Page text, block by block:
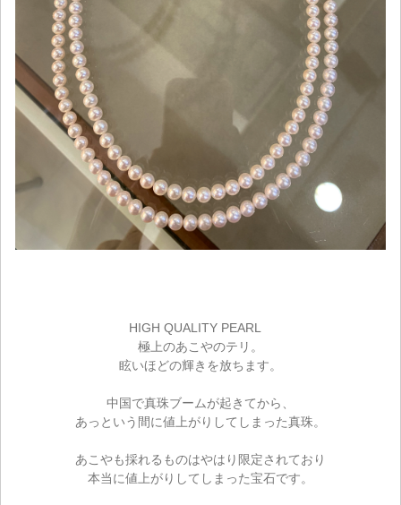
HIGH QUALITY PEARL
極上のあこやのテリ。
眩いほどの輝きを放ちます。
中国で真珠ブームが起きてから、
あっという間に値上がりしてしまった真珠。
あこやも採れるものはやはり限定されており
本当に値上がりしてしまった宝石です。